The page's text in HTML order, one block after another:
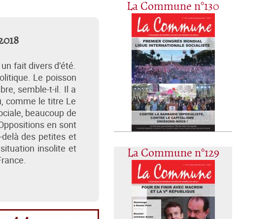
La Commune n°130
La Commune n°129
fait divers d’été.
Le poisson
semble-t-il. Il a
comme le titre Le
beaucoup de
en sont
des petites et
insolite et